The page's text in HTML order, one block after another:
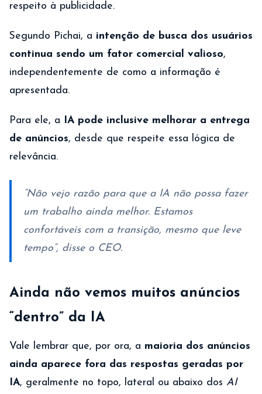
respeito à publicidade.
Segundo Pichai, a intenção de busca dos usuários
continua sendo um fator comercial valioso,
independentemente de como a informação é
apresentada.
Para ele, a
IA pode inclusive melhorar a entrega
de anúncios, desde que respeite essa lógica de
relevância.
“Não vejo razão para que a IA não possa fazer
um trabalho ainda melhor. Estamos
confortáveis com a transição, mesmo que leve
tempo”, disse o CEO.
Ainda não vemos muitos anúncios
“dentro” da IA
Vale lembrar que, por ora, a maioria dos anúncios
ainda aparece fora das respostas geradas por
IA, geralmente no topo, lateral ou abaixo dos AI